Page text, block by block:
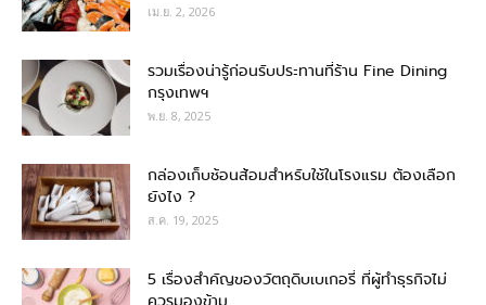
เม.ย. 2, 2026
รวมเรื่องน่ารู้ก่อนรับประทานที่ร้าน Fine Dining
กรุงเทพฯ
พ.ย. 8, 2025
กล่องเก็บช้อนส้อมสำหรับใช้ในโรงแรม ต้องเลือก
ยังไง ?
ส.ค. 19, 2025
5 เรื่องสำคัญของวัตถุดิบเบเกอรี่ ที่ผู้ทำธุรกิจไม่
ควรมองข้าม